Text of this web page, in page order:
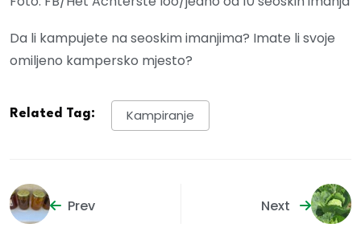
Da li kampujete na seoskim imanjima? Imate li svoje
omiljeno kampersko mjesto?
Related Tag: Kampiranje
Prev Next